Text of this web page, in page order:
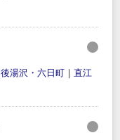
湯沢・六日町 ｜ 直江